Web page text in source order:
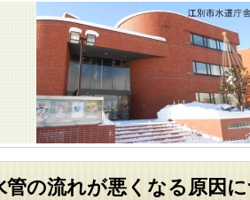
管の流れが悪くなる原因